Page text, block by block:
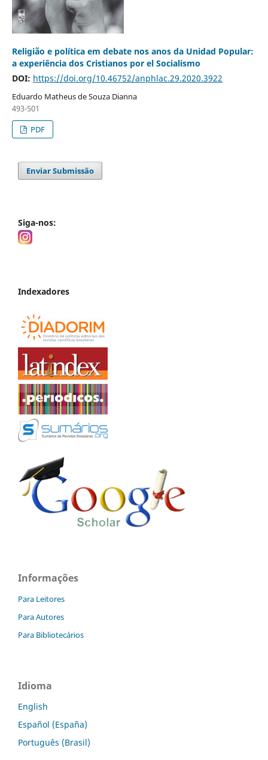
Religião e política em debate nos anos da Unidad Popular:
a experiência dos Cristianos por el Socialismo
DOI: https://doi.org/10.46752/anphlac.29.2020.3922
Eduardo Matheus de Souza Dianna
493-501
PDF
Enviar Submissão
Siga-nos:
Indexadores
Informações
Para Leitores
Para Autores
Para Bibliotecários
Idioma
English
Español (España)
Português (Brasil)